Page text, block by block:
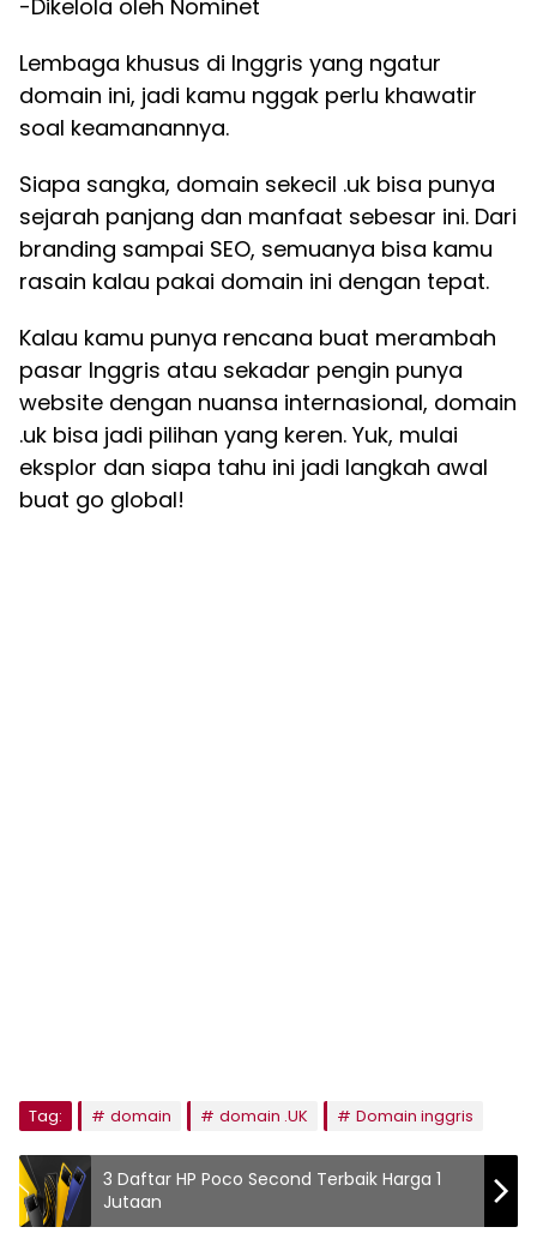
-Dikelola oleh Nominet
Lembaga khusus di Inggris yang ngatur
domain ini, jadi kamu nggak perlu khawatir
soal keamanannya.
Siapa sangka, domain sekecil .uk bisa punya
sejarah panjang dan manfaat sebesar ini. Dari
branding sampai SEO, semuanya bisa kamu
rasain kalau pakai domain ini dengan tepat.
Kalau kamu punya rencana buat merambah
pasar Inggris atau sekadar pengin punya
website dengan nuansa internasional, domain
.uk bisa jadi pilihan yang keren. Yuk, mulai
eksplor dan siapa tahu ini jadi langkah awal
buat go global!
Tag: domain domain .UK Domain inggris
3 Daftar HP Poco Second Terbaik Harga 1
Jutaan